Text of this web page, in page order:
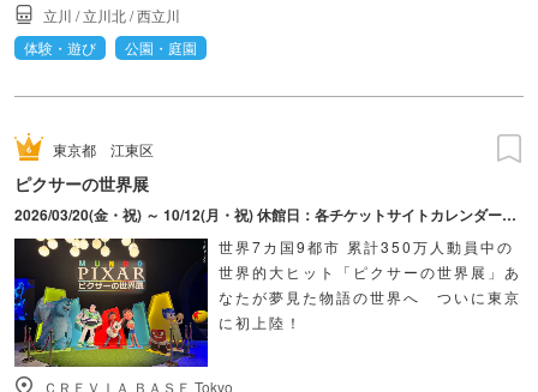
立川 /立川北/西立川
体験・遊び
公園・庭園
東京都 江東区
ピクサーの世界展
2026/03/20(金・祝) ～ 10/12(月・祝) 休館日：各チケットサイトカレンダーにてご確認ください。
世界7カ国9都市 累計350万人動員中の
世界的大ヒット「ピクサーの世界展」あ
なたが夢見た物語の世界へ ついに東京
に初上陸！
ＣＲＥＶＩＡ ＢＡＳＥ Tokyo